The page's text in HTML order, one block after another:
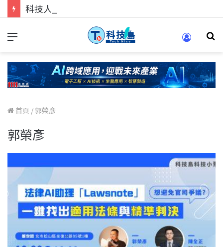
首頁 / 郭榮彥
郭榮彥